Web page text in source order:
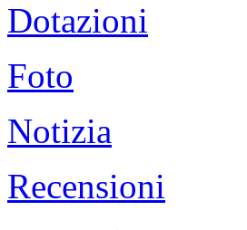
Dotazioni
Foto
Notizia
Recensioni